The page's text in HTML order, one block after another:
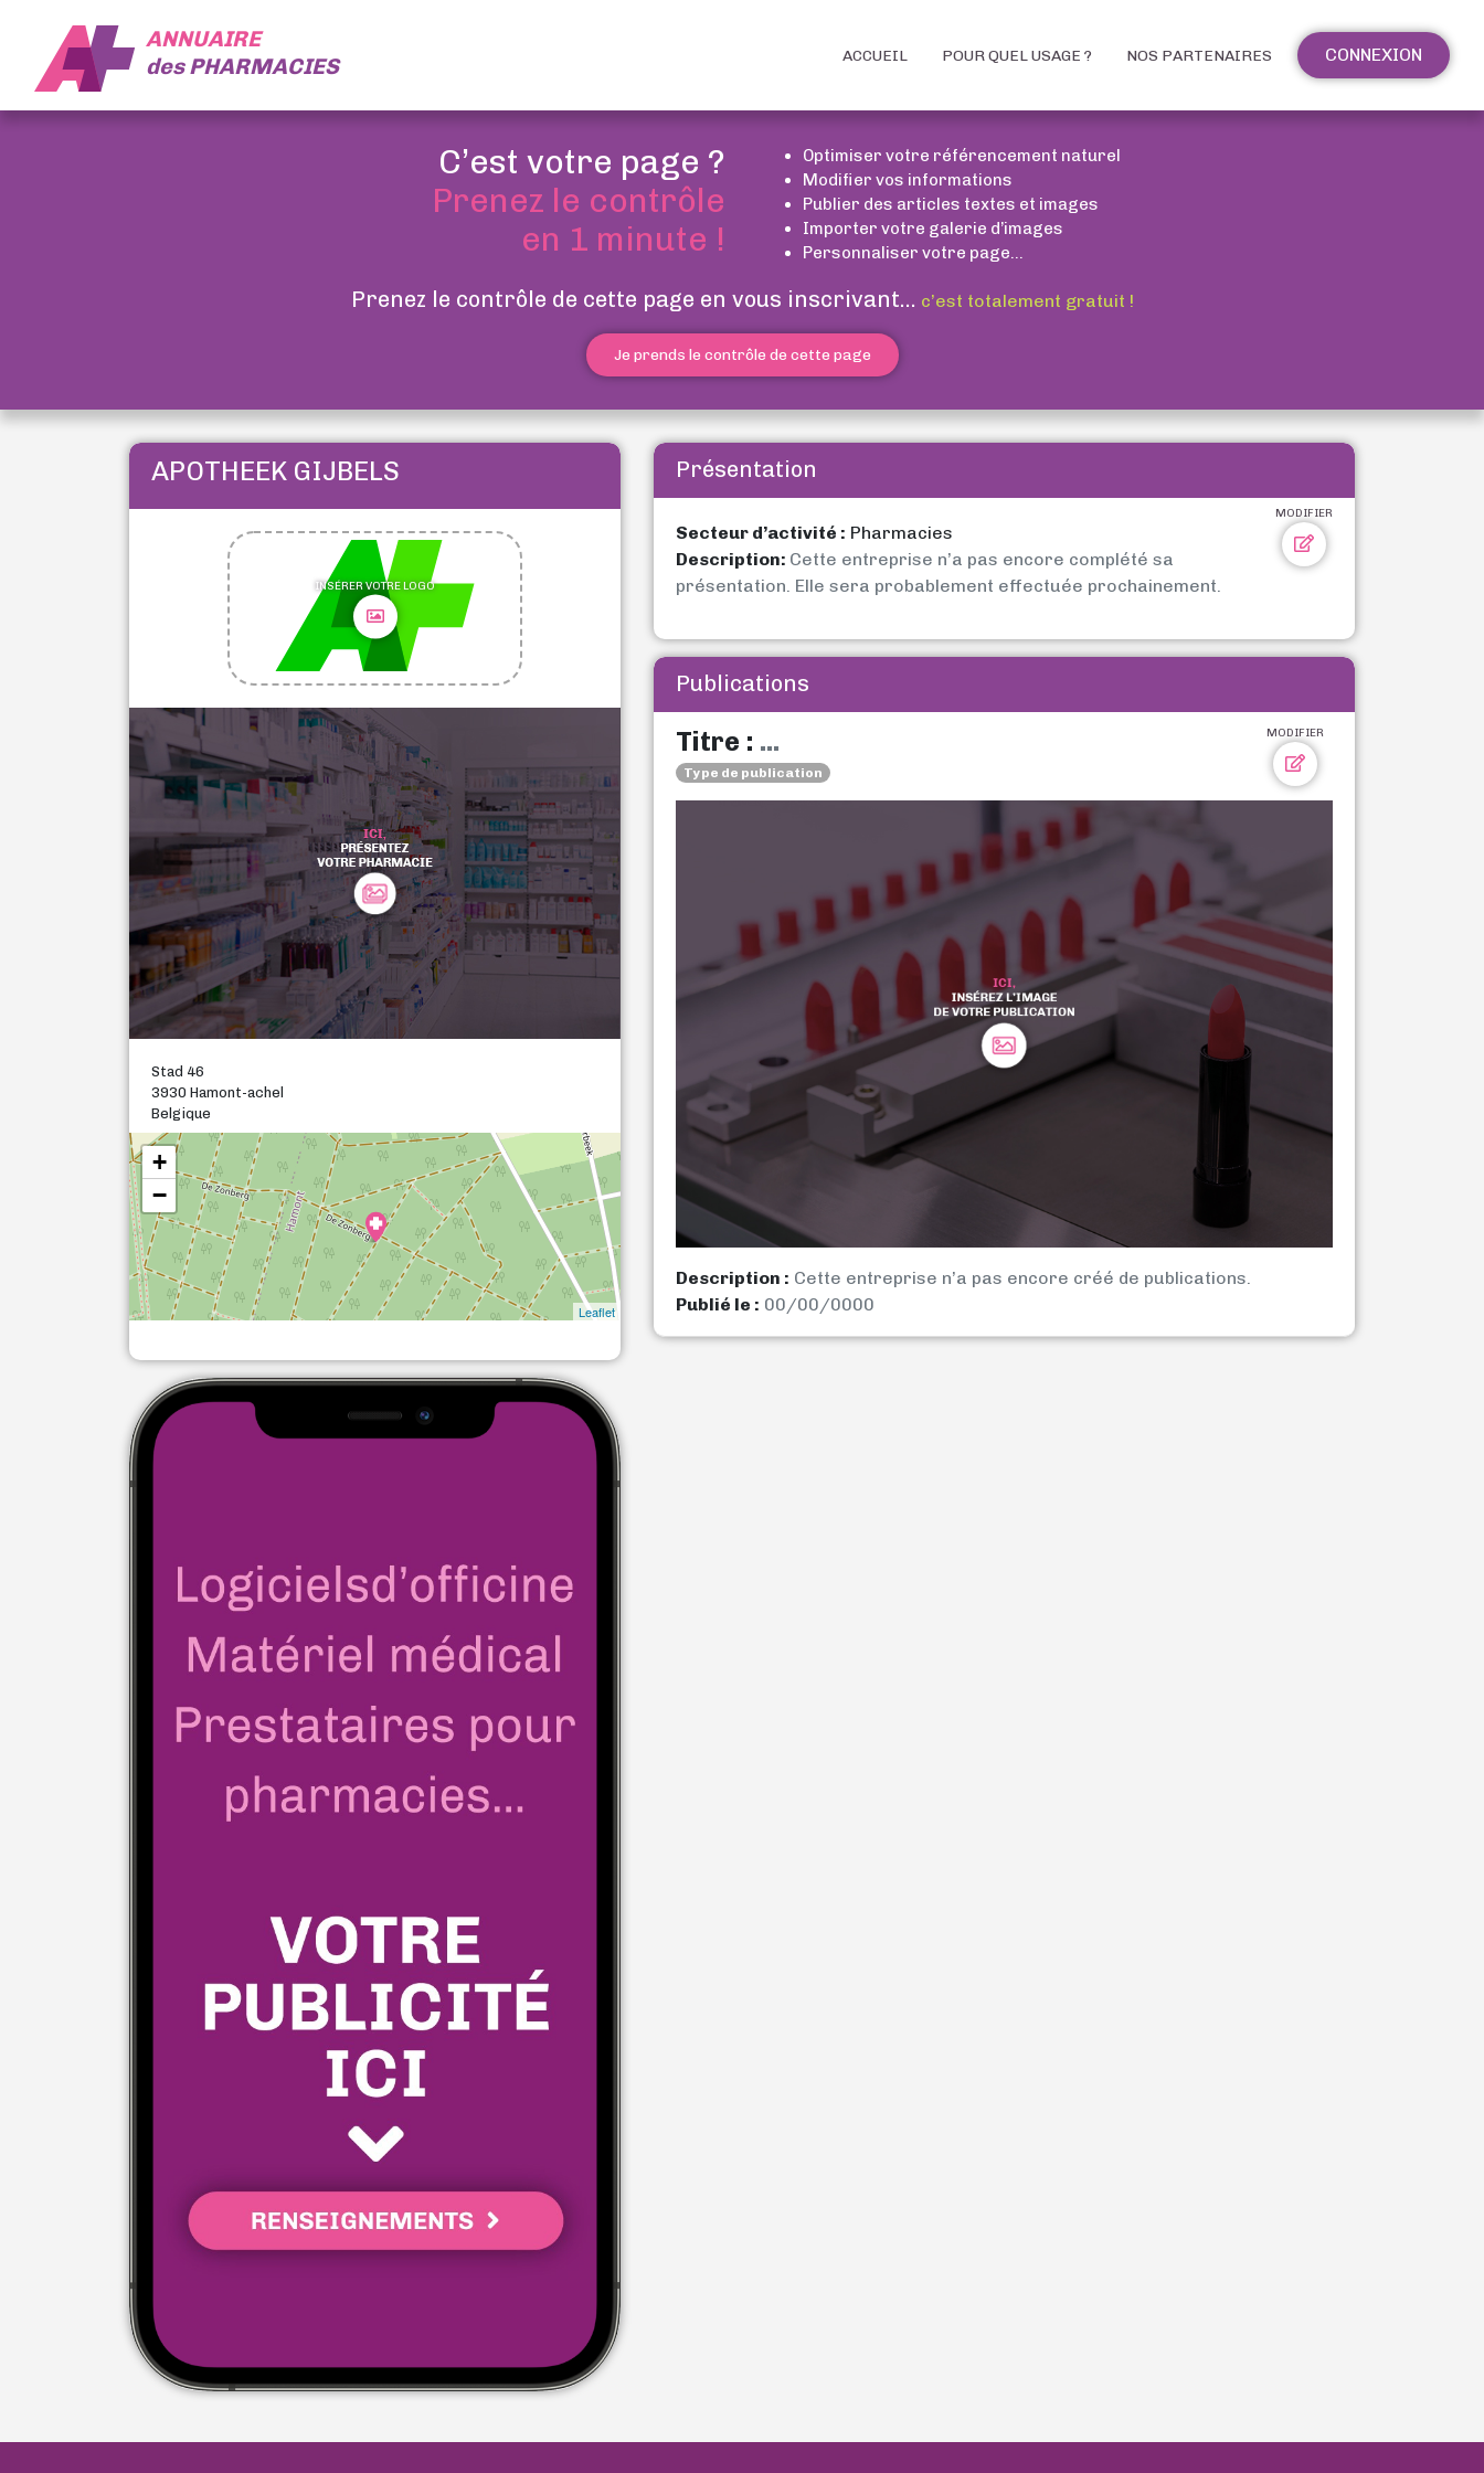
ANNUAIRE
desPHARMACIES ACCUEIL POUR QUEL USAGE ? NOS PARTENAIRES CONNEXION
C’est votre page ?
Prenez le contrôle
en 1 minute !
Optimiser votre référencement naturel
Modifier vos informations
Publier des articles textes et images
Importer votre galerie d’images
Personnaliser votre page...
Prenez le contrôle de cette page en vous inscrivant... c’est totalement gratuit !
Je prends le contrôle de cette page
APOTHEEK GIJBELS
INSÉRER VOTRE LOGO
Stad 46
3930 Hamont-achel
Belgique
+
−
Leaflet
Présentation
MODIFIER
Secteur d’activité : Pharmacies
Description: Cette entreprise n’a pas encore complété sa
présentation. Elle sera probablement effectuée prochainement.
Publications
MODIFIER
Titre : ...
Type de publication
Description : Cette entreprise n’a pas encore créé de publications.
Publié le : 00/00/0000